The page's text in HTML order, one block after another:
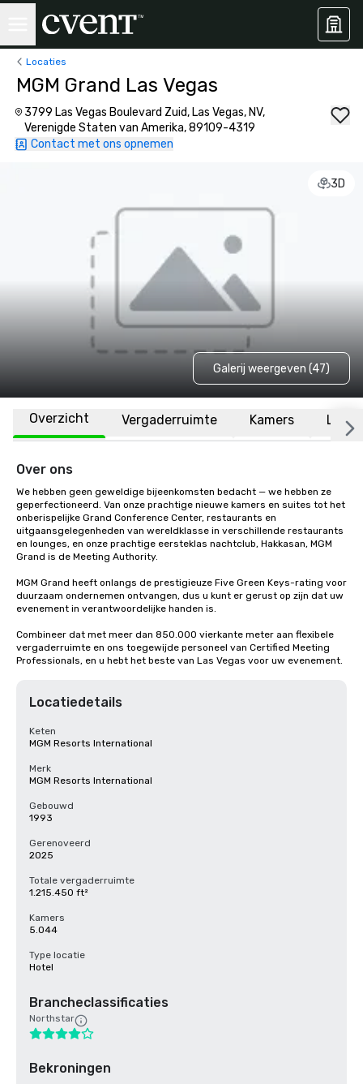
Locaties
MGM Grand Las Vegas
3799 Las Vegas Boulevard Zuid, Las Vegas, NV,
Verenigde Staten van Amerika, 89109-4319
Contact met ons opnemen
3D
Galerij weergeven (47)
Overzicht Vergaderruimte Kamers
Over ons
We hebben geen geweldige bijeenkomsten bedacht — we hebben ze
geperfectioneerd. Van onze prachtige nieuwe kamers en suites tot het
onberispelijke Grand Conference Center, restaurants en
uitgaansgelegenheden van wereldklasse in verschillende restaurants
en lounges, en onze prachtige eersteklas nachtclub, Hakkasan, MGM
Grand is de Meeting Authority.
MGM Grand heeft onlangs de prestigieuze Five Green Keys-rating voor
duurzaam ondernemen ontvangen, dus u kunt er gerust op zijn dat uw
evenement in verantwoordelijke handen is.
Combineer dat met meer dan 850.000 vierkante meter aan flexibele
vergaderruimte en ons toegewijde personeel van Certified Meeting
Professionals, en u hebt het beste van Las Vegas voor uw evenement.
Locatiedetails
Keten
MGM Resorts International
Merk
MGM Resorts International
Gebouwd
1993
Gerenoveerd
2025
Totale vergaderruimte
1.215.450 ft²
Kamers
5.044
Type locatie
Hotel
Brancheclassificaties
Northstar
Bekroningen